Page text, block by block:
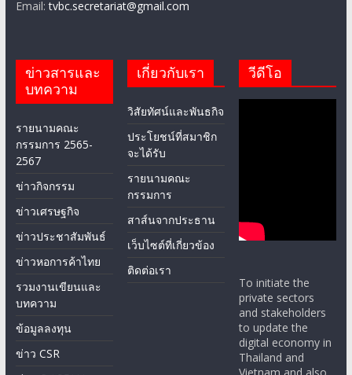
ข่าวสารและ
บทความ
กรรมการ 2565-
2567
ข่าวประชาสัมพันธ์
บทความ
ข่าว CSR
เกี่ยวกับเรา
จะได้รับ
กรรมการ
วีดีโอ
private sectors
and stakeholders
to update the
digital economy in
Thailand and
Vietnam and also